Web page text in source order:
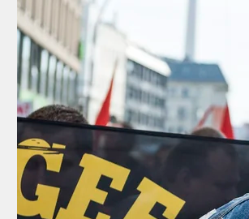
wahrheit
verlag
verlag
veranstaltungen
shop
fragen & hilfe
unterstützen